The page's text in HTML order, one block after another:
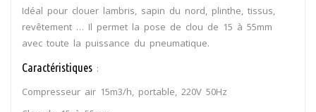
Idéal pour clouer lambris, sapin du nord, plinthe, tissus,
revêtement … Il permet la pose de clou de 15 à 55mm
avec toute la puissance du pneumatique.
Caractéristiques :
Compresseur air 15m3/h, portable, 220V 50Hz